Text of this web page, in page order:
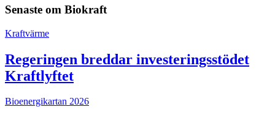
Senaste om Biokraft
Kraftvärme
Regeringen breddar investeringsstödet
Kraftlyftet
Bioenergikartan 2026